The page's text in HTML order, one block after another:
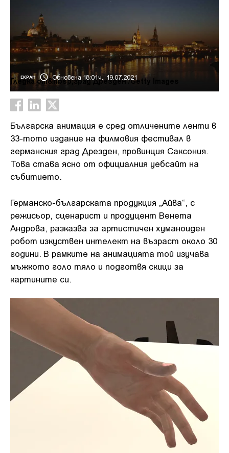
ЕКРАН Обновена 18:01ч., 19.07.2021
Гледка от&nbsp;град Дрезден /Getty Images
Българска анимация е сред отличените ленти в
33-тото издание на филмовия фестивал в
германския град Дрезден, провинция Саксония.
Това става ясно от официалния уебсайт на
събитието.
Германско-българската продукция „Айва“, с
режисьор, сценарист и продуцент Венета
Андрова, разказва за артистичен хуманоиден
робот изкуствен интелект на възраст около 30
години. В рамките на анимацията той изучава
мъжкото голо тяло и подготвя скици за
картините си.